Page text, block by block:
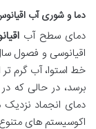
دما و شوری آب
دمای سطح آب
اقیانوسی و فصول
دمای انجماد
اکوسیستم های